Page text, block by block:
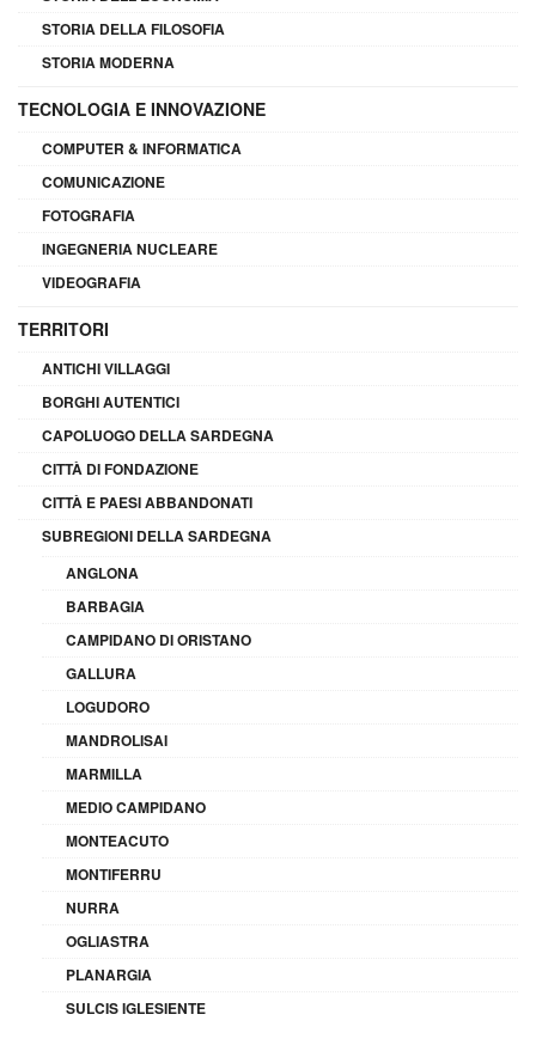
STORIA DELLA FILOSOFIA
STORIA MODERNA
TECNOLOGIA E INNOVAZIONE
COMPUTER & INFORMATICA
COMUNICAZIONE
FOTOGRAFIA
INGEGNERIA NUCLEARE
VIDEOGRAFIA
TERRITORI
ANTICHI VILLAGGI
BORGHI AUTENTICI
CAPOLUOGO DELLA SARDEGNA
CITTÀ DI FONDAZIONE
CITTÀ E PAESI ABBANDONATI
SUBREGIONI DELLA SARDEGNA
ANGLONA
BARBAGIA
CAMPIDANO DI ORISTANO
GALLURA
LOGUDORO
MANDROLISAI
MARMILLA
MEDIO CAMPIDANO
MONTEACUTO
MONTIFERRU
NURRA
OGLIASTRA
PLANARGIA
SULCIS IGLESIENTE